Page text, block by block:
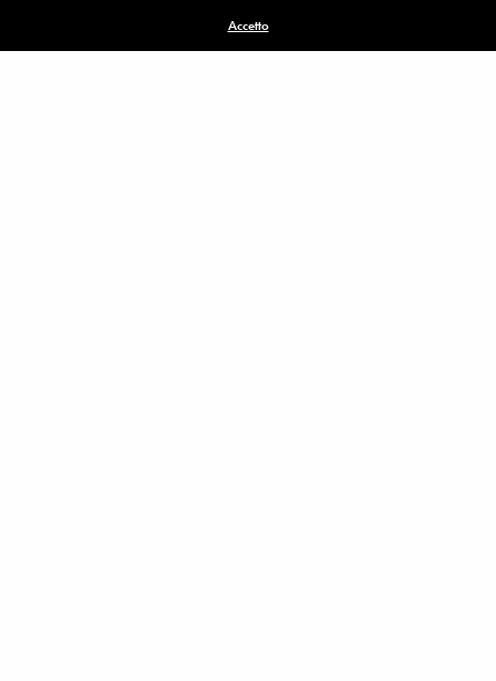
totale che ho sempre cercato di evitare, ma che sempre ho
Accetto